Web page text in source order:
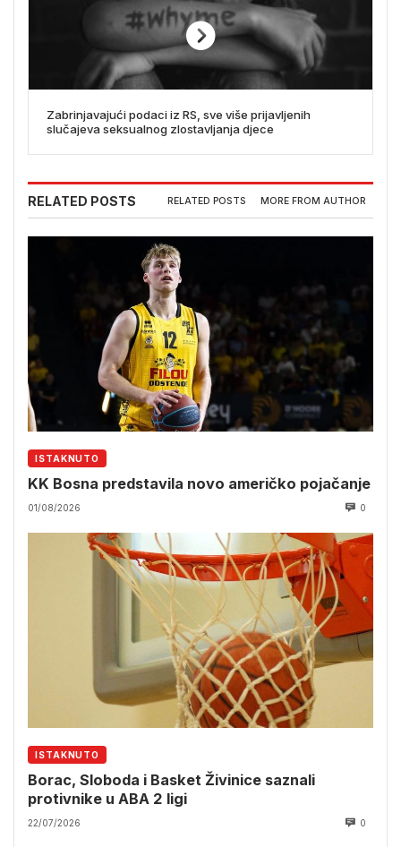
Zabrinjavajući podaci iz RS, sve više prijavljenih
slučajeva seksualnog zlostavljanja djece
RELATED POSTS RELATED POSTS MORE FROM AUTHOR
ISTAKNUTO
KK Bosna predstavila novo američko pojačanje
01/08/2026 0
ISTAKNUTO
Borac, Sloboda i Basket Živinice saznali
protivnike u ABA 2 ligi
22/07/2026 0